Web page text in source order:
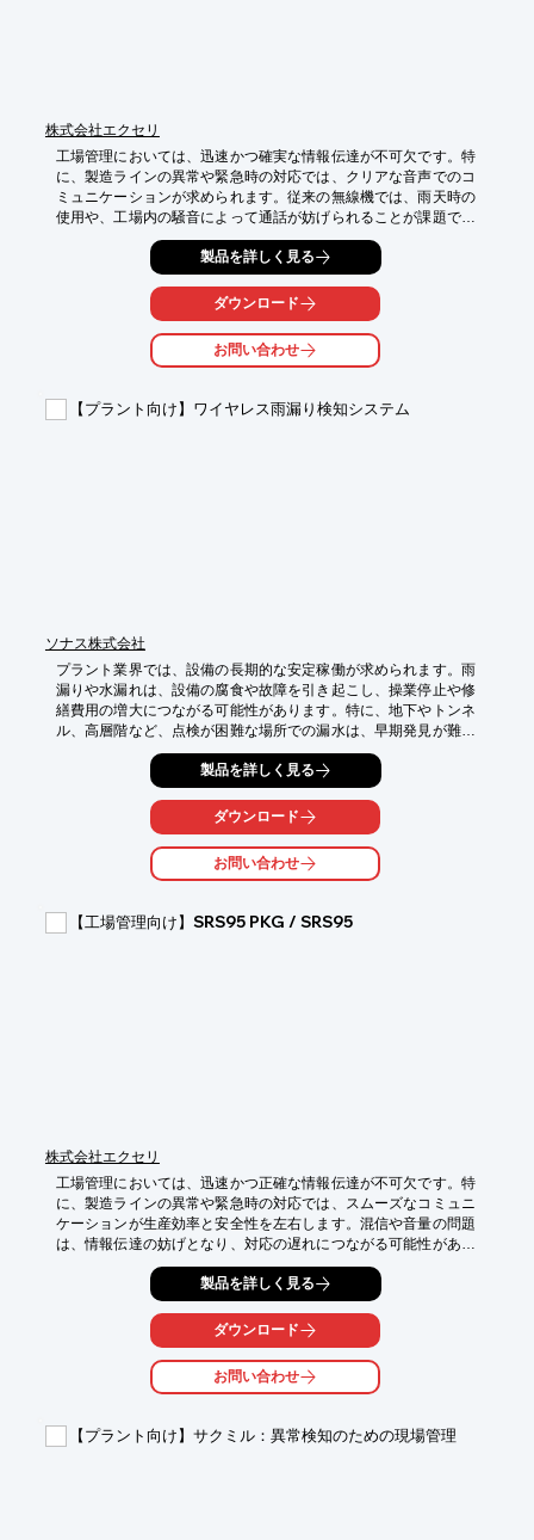
株式会社エクセリ
工場管理においては、迅速かつ確実な情報伝達が不可欠です。特
に、製造ラインの異常や緊急時の対応では、クリアな音声でのコ
ミュニケーションが求められます。従来の無線機では、雨天時の
使用や、工場内の騒音によって通話が妨げられることが課題でし
た。FC-ZXPROは、防塵防水性能を備え、クリアな音声を実現す
ることで、工場管理におけるコミュニケーションの質を向上させ
【活用シーン】
・製造ラインの監視
・緊急時の連絡
・人員配置
・品質管理
製品を詳しく見る
ダウンロード
お問い合わせ
【プラント向け】ワイヤレス雨漏り検知システム
ソナス株式会社
プラント業界では、設備の長期的な安定稼働が求められます。雨
漏りや水漏れは、設備の腐食や故障を引き起こし、操業停止や修
繕費用の増大につながる可能性があります。特に、地下やトンネ
ル、高層階など、点検が困難な場所での漏水は、早期発見が難し
く、被害が拡大しやすいという課題があります。当社のワイヤレ
ス雨漏り検知システムは、これらの課題を解決するために開発さ
【活用シーン】
*   プラント設備の屋根、配管、タンクなどの雨漏り検知
*   地下埋設管やトンネル内の漏水検知
*   高層階の設備における漏水検知
製品を詳しく見る
ダウンロード
お問い合わせ
【工場管理向け】SRS95 PKG / SRS95
株式会社エクセリ
工場管理においては、迅速かつ正確な情報伝達が不可欠です。特
に、製造ラインの異常や緊急時の対応では、スムーズなコミュニ
ケーションが生産効率と安全性を左右します。混信や音量の問題
は、情報伝達の妨げとなり、対応の遅れにつながる可能性があり
ます。SRS95 PKG / SRS95は、混信を回避するテレポート機能
と大音量スピーカーにより、クリアな音声で確実な情報伝達を実
【活用シーン】
・製造ラインの監視
・人員配置
製品を詳しく見る
ダウンロード
お問い合わせ
【プラント向け】サクミル：異常検知のための現場管理